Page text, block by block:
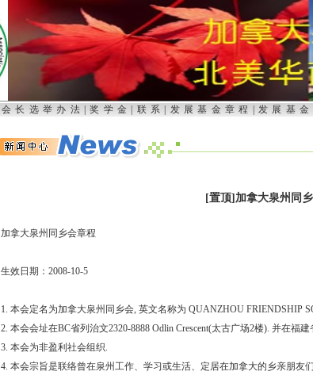
会长选举办法 |奖学金 联系 发展基金章程 |发展基
[置顶]加拿大泉州同
加拿大泉州同乡会章程
生效日期：2008-10-5
1. 本会定名为加拿大泉州同乡会, 英文名称为 QUANZHOU FRIENDSHIP
2. 本会会址在BC省列治文2320-8888 Odlin Crescent(太古广场2楼). 并在福
3. 本会为非盈利社会组织.
4. 本会宗旨是联络曾在泉州工作、学习或生活、定居在加拿大的乡亲朋友